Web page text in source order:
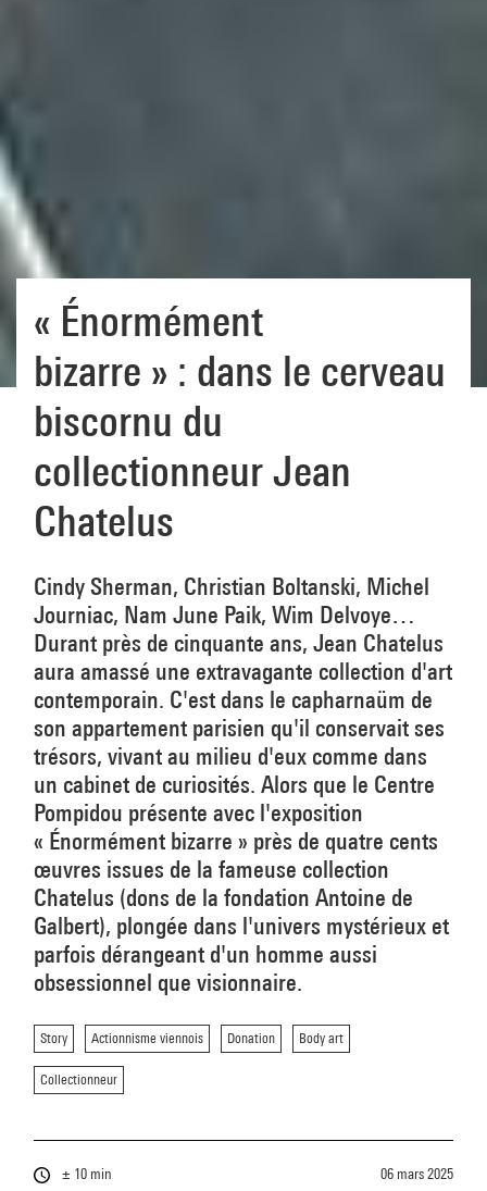
« Énormément
bizarre » : dans le cerveau
biscornu du
collectionneur Jean
Chatelus
Cindy Sherman, Christian Boltanski, Michel
Journiac, Nam June Paik, Wim Delvoye…
Durant près de cinquante ans, Jean Chatelus
aura amassé une extravagante collection d'art
contemporain. C'est dans le capharnaüm de
son appartement parisien qu'il conservait ses
trésors, vivant au milieu d'eux comme dans
un cabinet de curiosités. Alors que le Centre
Pompidou présente avec l'exposition
« Énormément bizarre » près de quatre cents
œuvres issues de la fameuse collection
Chatelus (dons de la fondation Antoine de
Galbert), plongée dans l'univers mystérieux et
parfois dérangeant d'un homme aussi
obsessionnel que visionnaire.
Story Actionnisme viennois Donation Body art
Collectionneur
± 10 min 06 mars 2025